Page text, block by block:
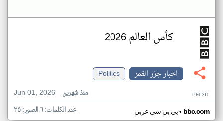
كأس العالم 2026
اخبار جزر القمر
Politics
Jun 01, 2026
منذ شهرين PF63IT
بي بي سي عربي• bbc.com عدد الكلمات: ٦ الصور: ٢٥